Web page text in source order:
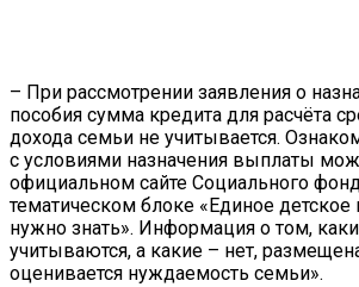
– При рассмотрении заявления о
пособия сумма кредита для расчёта
дохода семьи не учитывается.
с условиями назначения выплаты
официальном сайте Социального
тематическом блоке «Единое детское
нужно знать». Информация о том,
учитываются, а какие – нет,
оценивается нуждаемость семьи».